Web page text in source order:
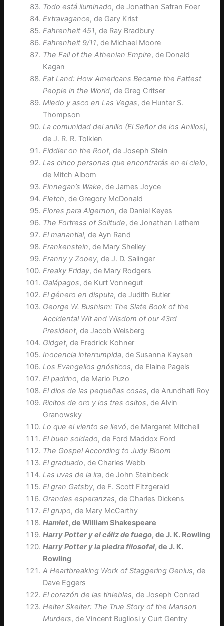
Todo está iluminado, de Jonathan Safran Foer
Extravagance, de Gary Krist
Fahrenheit 451, de Ray Bradbury
Fahrenheit 9/11, de Michael Moore
The Fall of the Athenian Empire, de Donald
Kagan
Fat Land: How Americans Became the Fattest
People in the World, de Greg Critser
Miedo y asco en Las Vegas, de Hunter S.
Thompson
La comunidad del anillo (El Señor de los Anillos),
de J. R. R. Tolkien
Fiddler on the Roof, de Joseph Stein
Las cinco personas que encontrarás en el cielo,
de Mitch Albom
Finnegan’s Wake, de James Joyce
Fletch, de Gregory McDonald
Flores para Algernon, de Daniel Keyes
The Fortress of Solitude, de Jonathan Lethem
El manantial, de Ayn Rand
Frankenstein, de Mary Shelley
Franny y Zooey, de J. D. Salinger
Freaky Friday, de Mary Rodgers
Galápagos, de Kurt Vonnegut
El género en disputa, de Judith Butler
George W. Bushism: The Slate Book of the
Accidental Wit and Wisdom of our 43rd
President, de Jacob Weisberg
Gidget, de Fredrick Kohner
Inocencia interrumpida, de Susanna Kaysen
Los Evangelios gnósticos, de Elaine Pagels
El padrino, de Mario Puzo
El dios de las pequeñas cosas, de Arundhati Roy
Ricitos de oro y los tres ositos, de Alvin
Granowsky
Lo que el viento se llevó, de Margaret Mitchell
El buen soldado, de Ford Maddox Ford
The Gospel According to Judy Bloom
El graduado, de Charles Webb
Las uvas de la ira, de John Steinbeck
El gran Gatsby, de F. Scott Fitzgerald
Grandes esperanzas, de Charles Dickens
El grupo, de Mary McCarthy
Hamlet, de William Shakespeare
Harry Potter y el cáliz de fuego, de J. K. Rowling
Harry Potter y la piedra filosofal, de J. K.
Rowling
A Heartbreaking Work of Staggering Genius, de
Dave Eggers
El corazón de las tinieblas, de Joseph Conrad
Helter Skelter: The True Story of the Manson
Murders, de Vincent Bugliosi y Curt Gentry